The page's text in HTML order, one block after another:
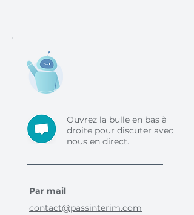
Ouvrez la bulle en bas à
droite pour discuter avec
nous en direct.
Par mail
contact@passinterim.com